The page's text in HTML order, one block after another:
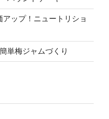
ップ！ニュートリショ
単梅ジャムづくり